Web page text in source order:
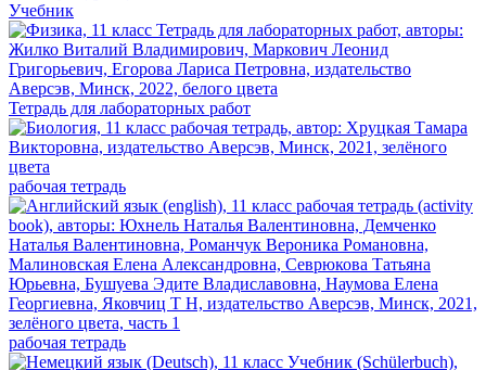
Учебник
Тетрадь для лабораторных работ
рабочая тетрадь
рабочая тетрадь